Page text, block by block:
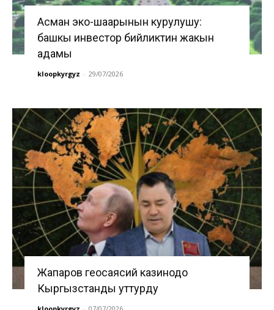
Асман эко-шаарынын курулушу:
башкы инвестор бийликтин жакын
адамы
kloopkyrgyz - 29/07/2026
Жапаров геосаясий казинодо
Кыргызстанды уттурду